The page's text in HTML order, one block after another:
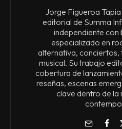
Jorge Figueroa
editorial de Summa
independiente con
especializado en
alternativa, conciertos,
musical. Su trabajo
cobertura de
reseñas, escenas
clave dentro de la